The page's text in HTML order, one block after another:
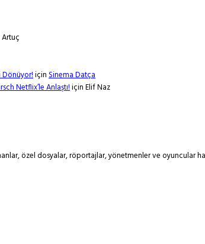
Dönüyor!içinSinema Datça
Netflix’le Anlaştı!içinElif Naz
özel dosyalar, röportajlar, yönetmenler ve oyuncular